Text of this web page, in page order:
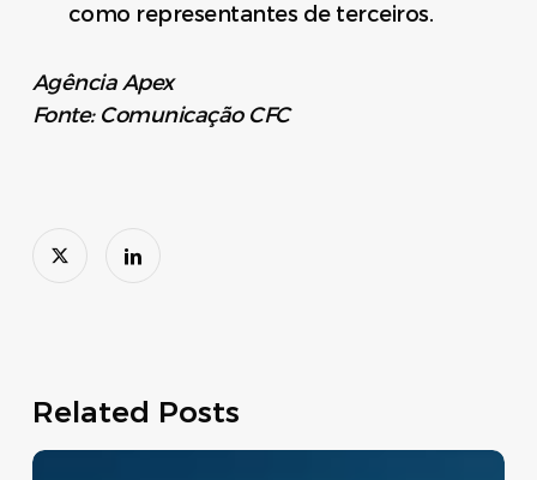
como representantes de terceiros.
Agência Apex
Fonte: Comunicação CFC
Related Posts
Move